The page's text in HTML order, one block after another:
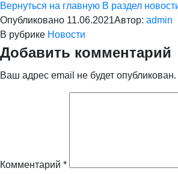
Вернуться на главную В раздел
Опубликовано 11.06.2021Автор: admin
В рубрике Новости
Добавить комментарий
Ваш адрес email не будет опубликован.
Комментарий *